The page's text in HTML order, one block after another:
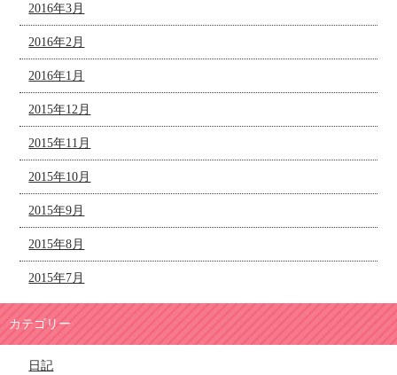
2016年3月
2016年2月
2016年1月
2015年12月
2015年11月
2015年10月
2015年9月
2015年8月
2015年7月
カテゴリー
日記